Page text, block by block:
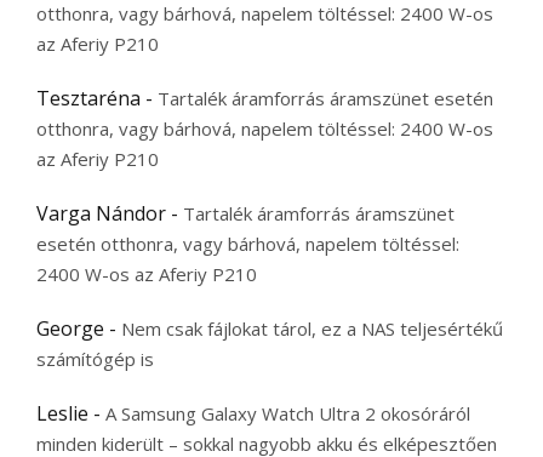
otthonra, vagy bárhová, napelem töltéssel: 2400 W-os
az Aferiy P210
Tesztaréna - Tartalék áramforrás áramszünet esetén
otthonra, vagy bárhová, napelem töltéssel: 2400 W-os
az Aferiy P210
Varga Nándor - Tartalék áramforrás áramszünet
esetén otthonra, vagy bárhová, napelem töltéssel:
2400 W-os az Aferiy P210
George - Nem csak fájlokat tárol, ez a NAS teljesértékű
számítógép is
Leslie - A Samsung Galaxy Watch Ultra 2 okosóráról
minden kiderült – sokkal nagyobb akku és elképesztően